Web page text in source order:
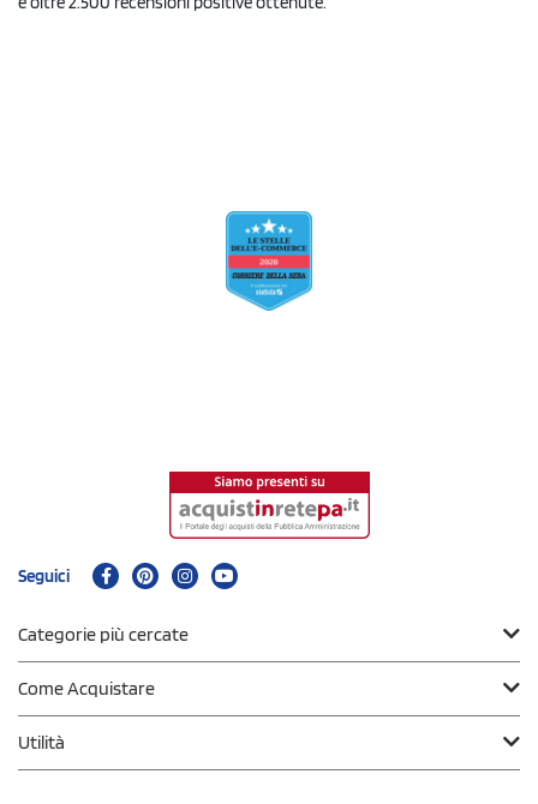
Seguici
Categorie più cercate
Come Acquistare
Utilità